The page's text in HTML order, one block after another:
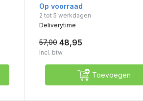
Op voorraad
2 tot 5 werkdagen
Deliverytime
57,00 48,95
Incl. btw
Toevoegen